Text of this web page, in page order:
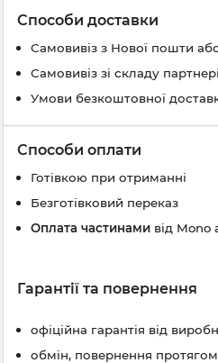
Способи доставки
Самовивіз з Нової пошти
Самовивіз зі складу
Умови безкоштовної
Способи оплати
Готівкою при отриманні
Безготівковий переказ
Оплата частинами від
Гарантії та повернення
офіційна гарантія від
обмін, повернення протягом